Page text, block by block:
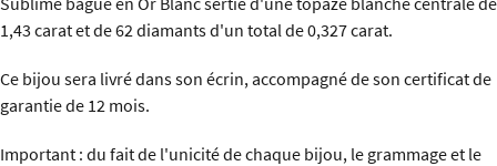
1,43 carat et de 62 diamants d'un total de 0,327 carat.
Ce bijou sera livré dans son écrin, accompagné de son certificat de
garantie de 12 mois.
Important : du fait de l'unicité de chaque bijou, le grammage et le